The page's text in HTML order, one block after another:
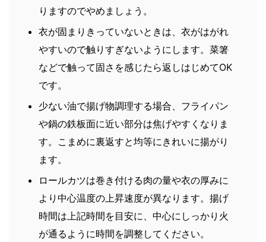
りますのでやめましょう。
衣が固まりきっていないときは、衣がはがれ
やすいので触りすぎないようにします。菜箸
などで触って固さを感じたら返しはじめてOK
です。
少ない油で揚げ物調理する場合、フライパン
や鍋の鉄板面に近い部分は焦げやすくなりま
す。こまめに裏返すと均等にきれいに揚がり
ます。
ロールカツは巻き付ける肉の量や衣の厚みに
より中心温度の上昇速度が異なります。揚げ
時間は上記時間を目安に、中心にしっかり火
が通るように時間を調整してください。